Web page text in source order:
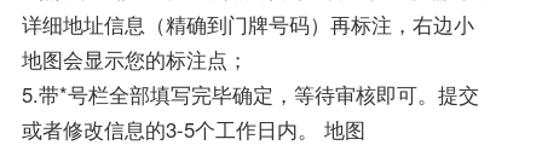
详细地址信息（精确到门牌号码）再标注，右边小
地图会显示您的标注点；
5.带*号栏全部填写完毕确定，等待审核即可。提交
或者修改信息的3-5个工作日内。 地图